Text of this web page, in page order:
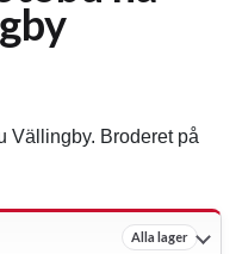
Vällingby. Broderet på
Alla lager